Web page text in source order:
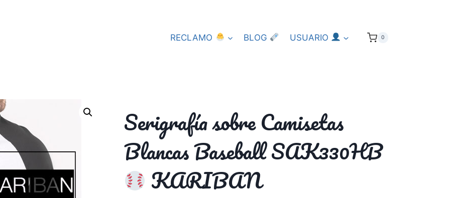
RECLAMO BLOG USUARIO 0
Serigrafía sobre Camisetas
Blancas Baseball SAK330HB
KARIBAN